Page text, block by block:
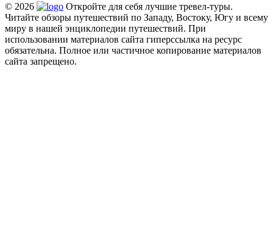
© 2026
Откройте для себя лучшие тревел-туры.
Читайте обзоры путешествий по Западу, Востоку, Югу и всему
миру в нашей энциклопедии путешествий. При
использовании материалов сайта гиперссылка на ресурс
обязательна. Полное или частичное копирование материалов
сайта запрещено.